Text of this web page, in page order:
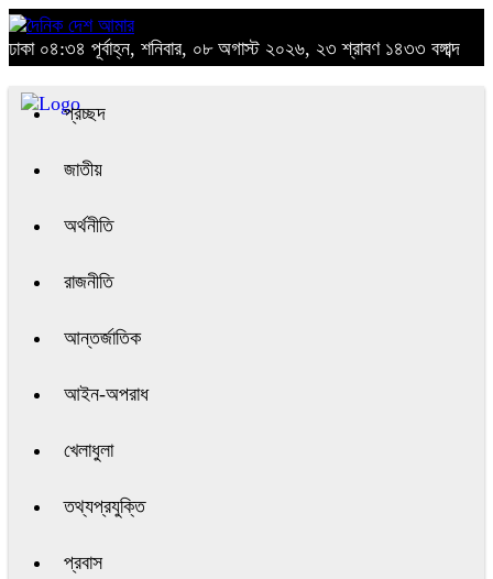
ঢাকা ০৪:৩৪ পূর্বাহ্ন, শনিবার, ০৮ অগাস্ট ২০২৬, ২৩ শ্রাবণ ১৪৩৩ বঙ্গাব্দ
প্রচ্ছদ
জাতীয়
অর্থনীতি
রাজনীতি
আন্তর্জাতিক
আইন-অপরাধ
খেলাধুলা
তথ্যপ্রযুক্তি
প্রবাস